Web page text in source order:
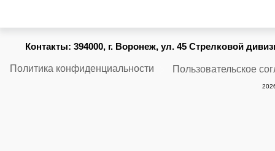
Контакты: 394000, г. Воронеж, ул. 45 Стрелковой
Политика конфиденциальности Пользовательское